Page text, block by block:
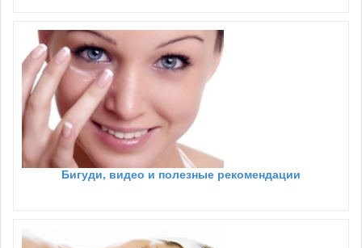
Бигуди, видео и полезные рекомендации